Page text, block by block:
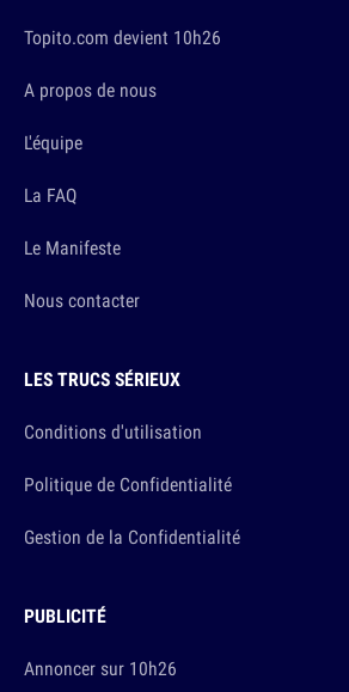
Topito.com devient 10h26
A propos de nous
L'équipe
La FAQ
Le Manifeste
Nous contacter
LES TRUCS SÉRIEUX
Conditions d'utilisation
Politique de Confidentialité
Gestion de la Confidentialité
PUBLICITÉ
Annoncer sur 10h26